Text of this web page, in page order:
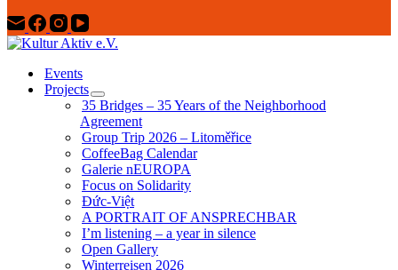
Events
Projects
35 Bridges – 35 Years of the Neighborhood
Agreement
Group Trip 2026 – Litoměřice
CoffeeBag Calendar
Galerie nEUROPA
Focus on Solidarity
Đức-Việt
A PORTRAIT OF ANSPRECHBAR
I’m listening – a year in silence
Open Gallery
Winterreisen 2026